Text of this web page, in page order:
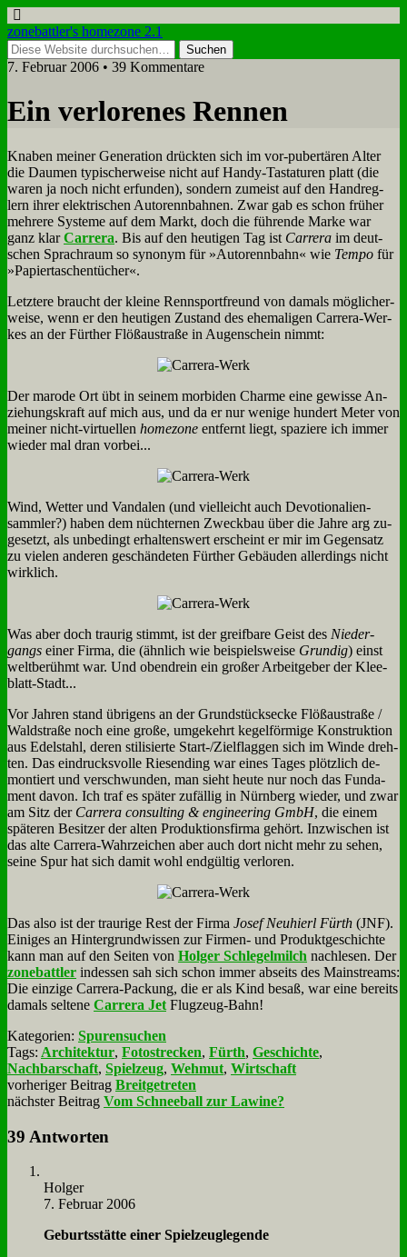
zonebattler's homezone 2.1
7. Februar 2006 • 39 Kommentare
Ein ver­lo­re­nes Ren­nen
Kna­ben mei­ner Ge­ne­ra­ti­on drück­ten sich im vor-pu­ber­tä­ren Al­ter
die Dau­men ty­pi­scher­wei­se nicht auf Han­dy-Ta­sta­tu­ren platt (die
wa­ren ja noch nicht er­fun­den), son­dern zu­meist auf den Hand­reg­
lern ih­rer elek­tri­schen Au­to­renn­bah­nen. Zwar gab es schon frü­her
meh­re­re Sy­ste­me auf dem Markt, doch die füh­ren­de Mar­ke war
ganz klarCar­rera. Bis auf den heu­ti­gen Tag ist Car­rera im deut­
schen Sprach­raum so syn­onym für »Au­to­renn­bahn« wie Tem­po für
»Pa­pier­ta­schen­tü­cher«.
Letz­te­re braucht der klei­ne Renn­sport­freund von da­mals mög­li­cher­
wei­se, wenn er den heu­ti­gen Zu­stand des ehe­ma­li­gen Car­rera-Wer­
kes an der Für­ther Flö­ß­au­stra­ße in Au­gen­schein nimmt:
Der ma­ro­de Ort übt in sei­nem mor­bi­den Charme ei­ne ge­wis­se An­
zie­hungs­kraft auf mich aus, und da er nur we­ni­ge hun­dert Me­ter von
mei­ner nicht-vir­tu­el­len ho­me­zo­ne ent­fernt liegt, spa­zie­re ich im­mer
wie­der mal dran vor­bei...
Wind, Wet­ter und Van­da­len (und viel­leicht auch De­vo­tio­na­li­en­
samm­ler?) ha­ben dem nüch­ter­nen Zweck­bau über die Jah­re arg zu­
ge­setzt, als un­be­dingt er­hal­tens­wert er­scheint er mir im Ge­gen­satz
zu vie­len an­de­ren ge­schän­de­ten Für­ther Ge­bäu­den al­ler­dings nicht
wirk­lich.
Was aber doch trau­rig stimmt, ist der greif­ba­re Geist des Nie­der­
gangs ei­ner Fir­ma, die (ähn­lich wie bei­spiels­wei­se Grun­dig) einst
welt­be­rühmt war. Und oben­drein ein gro­ßer Ar­beit­ge­ber der Klee­
blatt-Stadt...
Vor Jah­ren stand üb­ri­gens an der Grund­stücks­ecke Flö­ß­au­stra­ße /
Wald­stra­ße noch ei­ne gro­ße, um­ge­kehrt ke­gel­för­mi­ge Kon­struk­ti­on
aus Edel­stahl, de­ren sti­li­sier­te Start-/Ziel­flag­gen sich im Win­de dreh­
ten. Das ein­drucks­vol­le Rie­sen­ding war ei­nes Ta­ges plötz­lich de­
mon­tiert und ver­schwun­den, man sieht heu­te nur noch das Fun­da­
ment da­von. Ich traf es spä­ter zu­fäl­lig in Nürn­berg wie­der, und zwar
am Sitz der Car­rera con­sul­ting & en­gi­nee­ring GmbH, die ei­nem
spä­te­ren Be­sit­zer der al­ten Pro­duk­ti­ons­fir­ma ge­hört. In­zwi­schen ist
das al­te Car­rera-Wahr­zei­chen aber auch dort nicht mehr zu se­hen,
sei­ne Spur hat sich da­mit wohl end­gül­tig ver­lo­ren.
Das al­so ist der trau­ri­ge Rest der Fir­ma Jo­sef Neu­hierl Fürth (JNF).
Ei­ni­ges an Hin­ter­grund­wis­sen zur Fir­men- und Pro­dukt­ge­schich­te
kann man auf den Sei­ten von Hol­ger Schle­gel­milch nach­le­sen. Der
zone­batt­ler in­des­sen sah sich schon im­mer ab­seits des Main­streams:
Die ein­zi­ge Car­rera-Packung, die er als Kind be­saß, war ei­ne be­reits
da­mals sel­te­ne Car­rera Jet Flug­zeug-Bahn!
Kategorien: Spurensuchen
Tags: Architektur, Fotostrecken, Fürth, Geschichte,
Nachbarschaft, Spielzeug, Wehmut, Wirtschaft
vorheriger Beitrag Breitgetreten
nächster Beitrag Vom Schneeball zur Lawine?
39 Antworten
Hol­ger
7. Februar 2006
Ge­burts­stät­te ei­ner Spiel­zeug­le­gen­de